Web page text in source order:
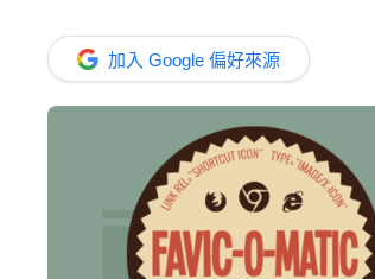
加入 Google 偏好來源